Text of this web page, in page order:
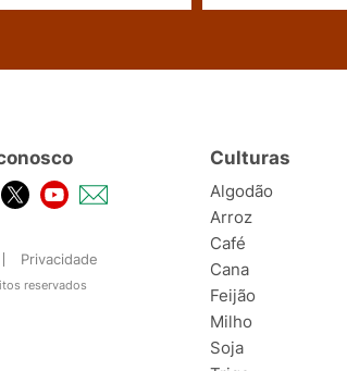
Privacidade
reservados
Culturas
Algodão
Arroz
Café
Cana
Feijão
Milho
Soja